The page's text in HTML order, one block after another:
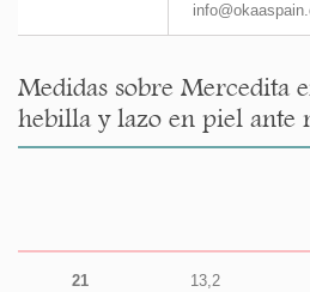
Medidas sobre Mercedita
hebilla y lazo en piel ante
21
13,2